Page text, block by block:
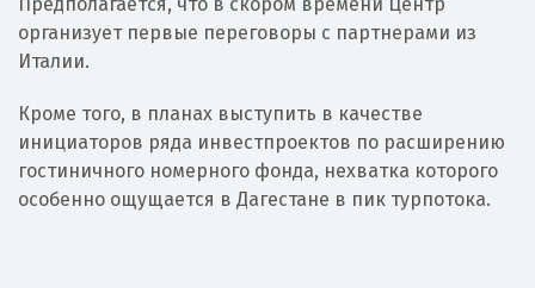
Предполагается, что в скором времени Центр
организует первые переговоры с партнерами из
Италии.
Кроме того, в планах выступить в качестве
инициаторов ряда инвестпроектов по расширению
гостиничного номерного фонда, нехватка которого
особенно ощущается в Дагестане в пик турпотока.